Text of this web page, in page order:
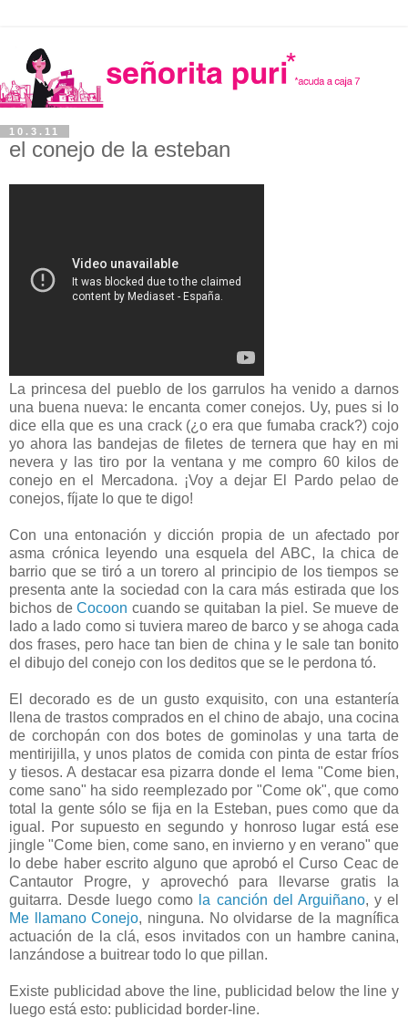
10.3.11
el conejo de la esteban
La princesa del pueblo de los garrulos ha venido a darnos
una buena nueva: le encanta comer conejos. Uy, pues si lo
dice ella que es una crack (¿o era que fumaba crack?) cojo
yo ahora las bandejas de filetes de ternera que hay en mi
nevera y las tiro por la ventana y me compro 60 kilos de
conejo en el Mercadona. ¡Voy a dejar El Pardo pelao de
conejos, fíjate lo que te digo!
Con una entonación y dicción propia de un afectado por
asma crónica leyendo una esquela del ABC, la chica de
barrio que se tiró a un torero al principio de los tiempos se
presenta ante la sociedad con la cara más estirada que los
bichos deCocoon cuando se quitaban la piel. Se mueve de
lado a lado como si tuviera mareo de barco y se ahoga cada
dos frases, pero hace tan bien de china y le sale tan bonito
el dibujo del conejo con los deditos que se le perdona tó.
El decorado es de un gusto exquisito, con una estantería
llena de trastos comprados en el chino de abajo, una cocina
de corchopán con dos botes de gominolas y una tarta de
mentirijilla, y unos platos de comida con pinta de estar fríos
y tiesos. A destacar esa pizarra donde el lema "Come bien,
come sano" ha sido reemplezado por "Come ok", que como
total la gente sólo se fija en la Esteban, pues como que da
igual. Por supuesto en segundo y honroso lugar está ese
jingle "Come bien, come sano, en invierno y en verano" que
lo debe haber escrito alguno que aprobó el Curso Ceac de
Cantautor Progre, y aprovechó para llevarse gratis la
guitarra. Desde luego como la canción del Arguiñano, y el
Me llamano Conejo, ninguna. No olvidarse de la magnífica
actuación de la clá, esos invitados con un hambre canina,
lanzándose a buitrear todo lo que pillan.
Existe publicidad above the line, publicidad below the line y
luego está esto: publicidad border-line.